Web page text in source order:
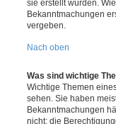
sie erstellt wurden.
Bekanntmachungen
vergeben.
Nach oben
Was sind wichtige
Wichtige Themen
sehen. Sie haben
Bekanntmachungen
nicht; die